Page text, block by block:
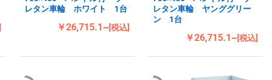
レタン車輪 ホワイト 1台
￥26,715.1~[税込]
レタン車輪 ヤンググリー
ン 1台
￥26,715.1~[税込]